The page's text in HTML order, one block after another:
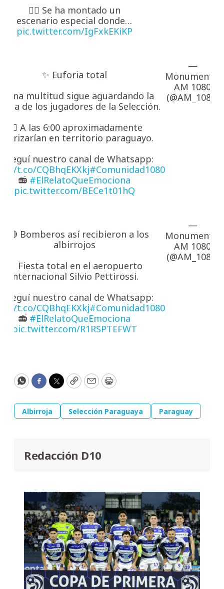
👉🏼 Se ha montado un
escenario especial donde…
pic.twitter.com/IgFxkEKiKP
✨ Euforia total
Una multitud sigue aguardando la
de los jugadores de la Selección.
👉🏼 A las 6:00 aproximadamente
en territorio paraguayo.
Seguí nuestro canal de Whatsapp:
t.co/CQBhqEKXkj#Comunidad1080
📻 #ElRelatoQueEmociona
pic.twitter.com/BECe1t01hQ
—
Monumental
AM 1080
(@AM_1080)
⚪🔴 Bomberos así recibieron a los
albirrojos
🔸 Fiesta total en el aeropuerto
internacional Silvio Pettirossi.
Seguí nuestro canal de Whatsapp:
t.co/CQBhqEKXkj#Comunidad1080
📻 #ElRelatoQueEmociona
pic.twitter.com/R1RSPTEFWT
—
Monumental
AM 1080
(@AM_1080)
WhatsApp
Facebook
Twitter
CopyEmailPrint
Albirroja Selección Paraguaya Paraguay
Redacción D10